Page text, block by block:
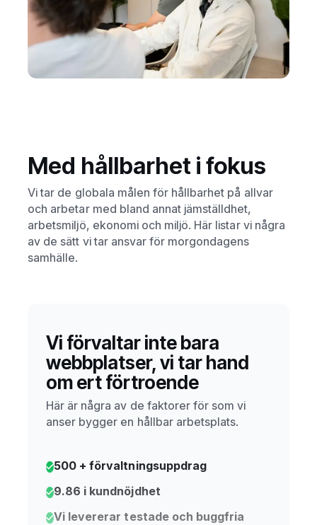
Med hållbarhet i fokus
Vi tar de globala målen för hållbarhet på allvar
och arbetar med bland annat jämställdhet,
arbetsmiljö, ekonomi och miljö. Här listar vi några
av de sätt vi tar ansvar för morgondagens
samhälle.
Vi förvaltar inte bara
webbplatser, vi tar hand
om ert förtroende
Här är några av de faktorer för som vi
anser bygger en hållbar arbetsplats.
500 + förvaltningsuppdrag
9.86 i kundnöjdhet
Vi levererar testade och buggfria